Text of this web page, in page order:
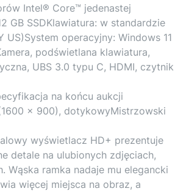
Intel® Core™ jedenastej
GB SSDKlawiatura: w standardzie
US)System operacyjny: Windows 11
podświetlana klawiatura,
UBS 3.0 typu C, HDMI, czytnik
na końcu aukcji
x 900), dotykowyMistrzowski
wyświetlacz HD+ prezentuje
detale na ulubionych zdjęciach,
Wąska ramka nadaje mu elegancki
więcej miejsca na obraz, a